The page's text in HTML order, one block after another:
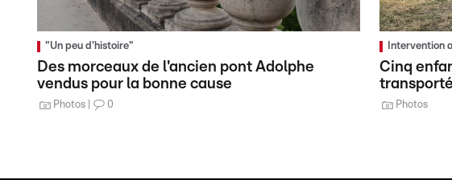
"Un peu d'histoire"
Des morceaux de l'ancien pont Adolphe
vendus pour la bonne cause
Photos 0
Intervention
Cinq
Photos